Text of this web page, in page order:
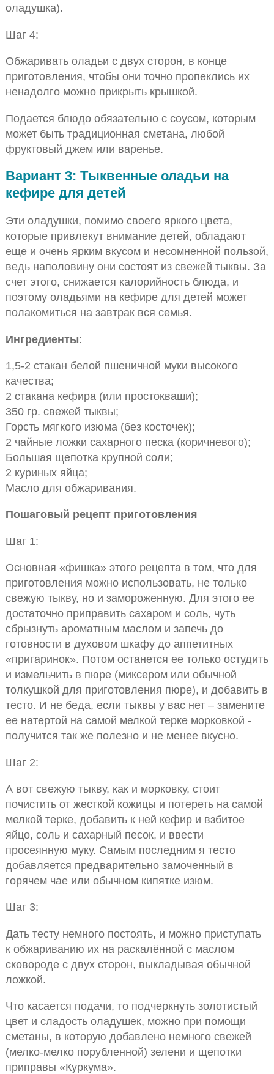
оладушка).
Шаг 4:
Обжаривать оладьи с двух сторон, в конце
приготовления, чтобы они точно пропеклись их
ненадолго можно прикрыть крышкой.
Подается блюдо обязательно с соусом, которым
может быть традиционная сметана, любой
фруктовый джем или варенье.
Вариант 3: Тыквенные оладьи на
кефире для детей
Эти оладушки, помимо своего яркого цвета,
которые привлекут внимание детей, обладают
еще и очень ярким вкусом и несомненной пользой,
ведь наполовину они состоят из свежей тыквы. За
счет этого, снижается калорийность блюда, и
поэтому оладьями на кефире для детей может
полакомиться на завтрак вся семья.
Ингредиенты:
1,5-2 стакан белой пшеничной муки высокого
качества;
2 стакана кефира (или простокваши);
350 гр. свежей тыквы;
Горсть мягкого изюма (без косточек);
2 чайные ложки сахарного песка (коричневого);
Большая щепотка крупной соли;
2 куриных яйца;
Масло для обжаривания.
Пошаговый рецепт приготовления
Шаг 1:
Основная «фишка» этого рецепта в том, что для
приготовления можно использовать, не только
свежую тыкву, но и замороженную. Для этого ее
достаточно приправить сахаром и соль, чуть
сбрызнуть ароматным маслом и запечь до
готовности в духовом шкафу до аппетитных
«пригаринок». Потом останется ее только остудить
и измельчить в пюре (миксером или обычной
толкушкой для приготовления пюре), и добавить в
тесто. И не беда, если тыквы у вас нет – замените
ее натертой на самой мелкой терке морковкой -
получится так же полезно и не менее вкусно.
Шаг 2:
А вот свежую тыкву, как и морковку, стоит
почистить от жесткой кожицы и потереть на самой
мелкой терке, добавить к ней кефир и взбитое
яйцо, соль и сахарный песок, и ввести
просеянную муку. Самым последним я тесто
добавляется предварительно замоченный в
горячем чае или обычном кипятке изюм.
Шаг 3:
Дать тесту немного постоять, и можно приступать
к обжариванию их на раскалённой с маслом
сковороде с двух сторон, выкладывая обычной
ложкой.
Что касается подачи, то подчеркнуть золотистый
цвет и сладость оладушек, можно при помощи
сметаны, в которую добавлено немного свежей
(мелко-мелко порубленной) зелени и щепотки
приправы «Куркума».